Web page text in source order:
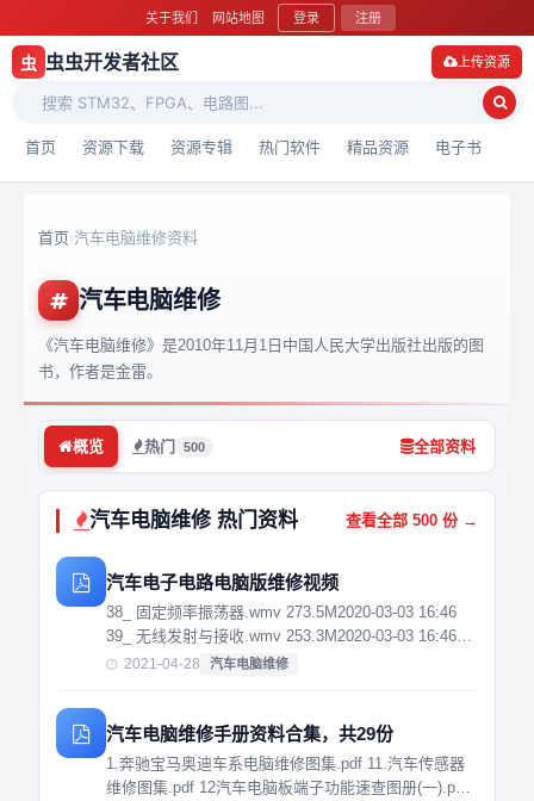
关于我们 网站地图 登录 注册
虫 虫虫开发者社区
首页 资源下载 资源专辑 热门软件 精品资源 电子书
上传资源
首页›汽车电脑维修资料
汽车电脑维修
《汽车电脑维修》是2010年11月1日中国人民大学出版社出版的图
书，作者是金雷。
概览 热门 500 全部资料
汽车电脑维修 热门资料 查看全部 500 份 →
汽车电子电路电脑版维修视频
38_ 固定频率振荡器.wmv 273.5M2020-03-03 16:46
39_ 无线发射与接收.wmv 253.3M2020-03-03 16:46
40_ 收音机.wmv 253.4M2020-03-03 16:46 41_ 单向
2021-04-28 汽车电脑维修
汽车电脑维修手册资料合集，共29份
1.奔驰宝马奥迪车系电脑维修图集.pdf 11.汽车传感器
维修图集.pdf 12汽车电脑板端子功能速查图册(一).pdf